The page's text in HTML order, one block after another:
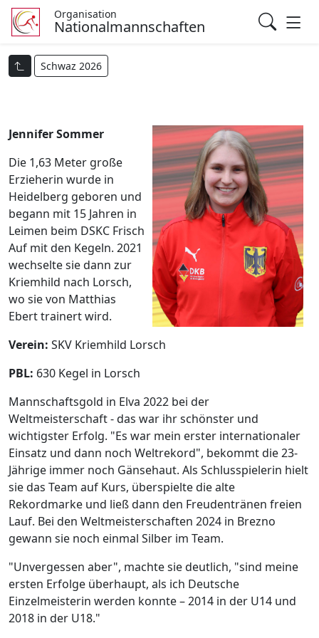
Organisation
Nationalmannschaften
Schwaz 2026
Jennifer Sommer
Die 1,63 Meter große
Erzieherin wurde in
Heidelberg geboren und
begann mit 15 Jahren in
Leimen beim DSKC Frisch
Auf mit den Kegeln. 2021
wechselte sie dann zur
Kriemhild nach Lorsch,
wo sie von Matthias
Ebert trainert wird.
Verein: SKV Kriemhild Lorsch
PBL: 630 Kegel in Lorsch
Mannschaftsgold in Elva 2022 bei der
Weltmeisterschaft - das war ihr schönster und
wichtigster Erfolg. "Es war mein erster internationaler
Einsatz und dann noch Weltrekord", bekommt die 23-
Jährige immer noch Gänsehaut. Als Schlusspielerin hielt
sie das Team auf Kurs, überspielte die alte
Rekordmarke und ließ dann den Freudentränen freien
Lauf. Bei den Weltmeisterschaften 2024 in Brezno
gewann sie noch einmal Silber im Team.
"Unvergessen aber", machte sie deutlich, "sind meine
ersten Erfolge überhaupt, als ich Deutsche
Einzelmeisterin werden konnte – 2014 in der U14 und
2018 in der U18."